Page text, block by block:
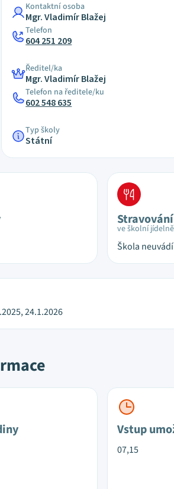
Kontaktní osoba
Mgr. Vladimír Blažej
Telefon
604 251 209
Ředitel/ka
Mgr. Vladimír Blažej
Telefon na ředitele/ku
602 548 635
Typ školy
Státní
Stravování
ve školní jídelně
Škola neuvádí
24.1.2026
Vstup
07,15